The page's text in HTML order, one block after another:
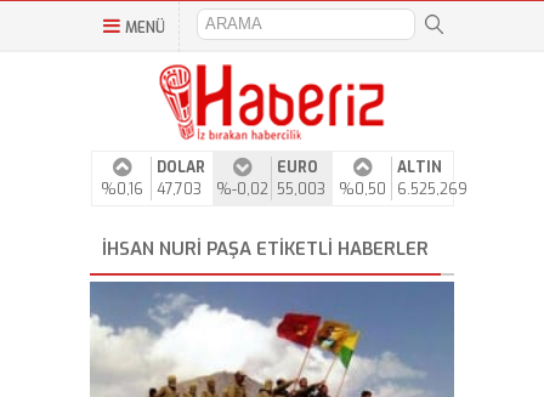
MENÜ
%0,16
DOLAR
47,703
%-0,02
EURO
55,003
%0,50
ALTIN
6.525,269
İHSAN NURI PAŞA ETIKETLI HABERLER